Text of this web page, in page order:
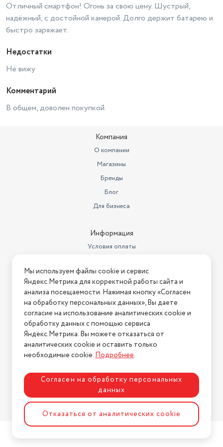
Разрешение основной камеры
108 МП
Бренд
Встроенная память
Тип корпуса
Цвет товара
быстрая зарядка
Распознавание лица
Ширина товара в упаковке, в
0.1
метрах
Объем товара в упаковке, в
литрах
1.33
Видеопроцессор
Adreno 610
Тип карты памяти
microSD
Время работы в режиме
ожидания, ч
552
Гарантийный срок
12 месяцев
Слот для карты памяти
Да
Модуль связи Bluetooth
5.1
Отличный смартфон! Огонь за свою цену. Шустрый,
надёжный, с достойной камерой. Долго держит батарею и
быстро заряжает.
Недостатки
Не вижу
Комментарий
В общем, доволен покупкой.
Компания
О компании
Магазины
Бренды
Блог
Для бизнеса
Информация
Условия оплаты
Условия возврата
Нашли ошибку на сайте? Напишите нам
2026 © Интернет-магазин "АстМаркет". У нас есть всё!
Политика конфиденциальности
Разработка сайтаASTDESIGN
Мы используем файлы cookie и сервис
Яндекс.Метрика для корректной работы сайта и
анализа посещаемости. Нажимая кнопку «Согласен
на обработку персональных данных», Вы даете
согласие на использование аналитических cookie и
обработку данных с помощью сервиса
Яндекс.Метрика. Вы можете отказаться от
аналитических cookie и оставить только
необходимые cookie.Подробнее.
Согласен на обработку персональных
данных
Отказаться от аналитических cookie